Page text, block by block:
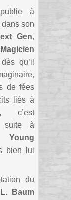
à
son
Gen,
qu’il
de fées
liés à
c’est
suite à
Young
bien lui
du
Baum